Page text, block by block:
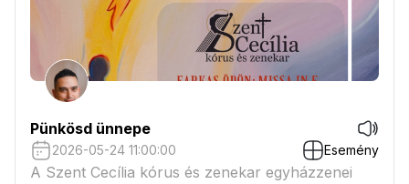
Pünkösd ünnepe
2026-05-24 11:00:00 Esemény
A Szent Cecília kórus és zenekar egyházzenei